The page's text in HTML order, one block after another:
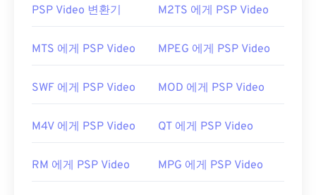
파일 재생을 지원합니다.
RealNetworks에서RMVB
사용하기 쉽습니다. 자막, 자막 및 스트리밍을 지원합
RMVB 파일을 열 수 있는 다른 소프트웨어로는
입니다. RMVB는 독점 소프트웨어이고 비교적 널리
PSP Video 변환기 M2TS 에게 PSP Video
MTS 에게 PSP Video MPEG 에게 PSP Video
SWF 에게 PSP Video MOD 에게 PSP Video
M4V 에게 PSP Video QT 에게 PSP Video
RM 에게 PSP Video MPG 에게 PSP Video